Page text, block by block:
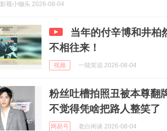
影视小锄头 2026-08-04
当年的付辛博和井柏
不相往来！
视频 一陆笑说 2026-08-04
粉丝吐槽拍照丑被本尊翻
不觉得凭啥把路人整笑了
网易号 老白闲谈 2026-08-04